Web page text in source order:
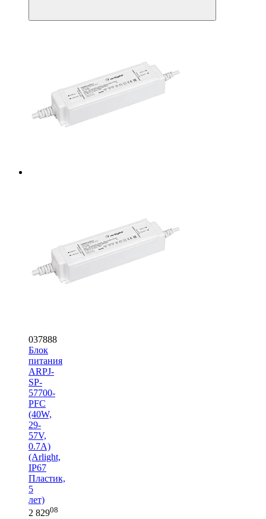
037888
Блок
питания
ARPJ-
SP-
57700-
PFC
(40W,
29-
57V,
0.7A)
(Arlight,
IP67
Пластик,
5
лет)
2 82908